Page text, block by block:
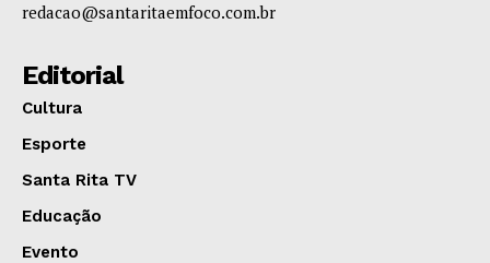
redacao@santaritaemfoco.com.br
Editorial
Cultura
Esporte
Santa Rita TV
Educação
Evento